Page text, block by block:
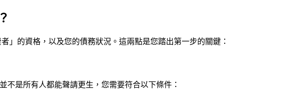
」的資格，以及您的債務狀況。這兩點是您踏出第一步的關鍵：
不是所有人都能聲請更生，您需要符合以下條件：